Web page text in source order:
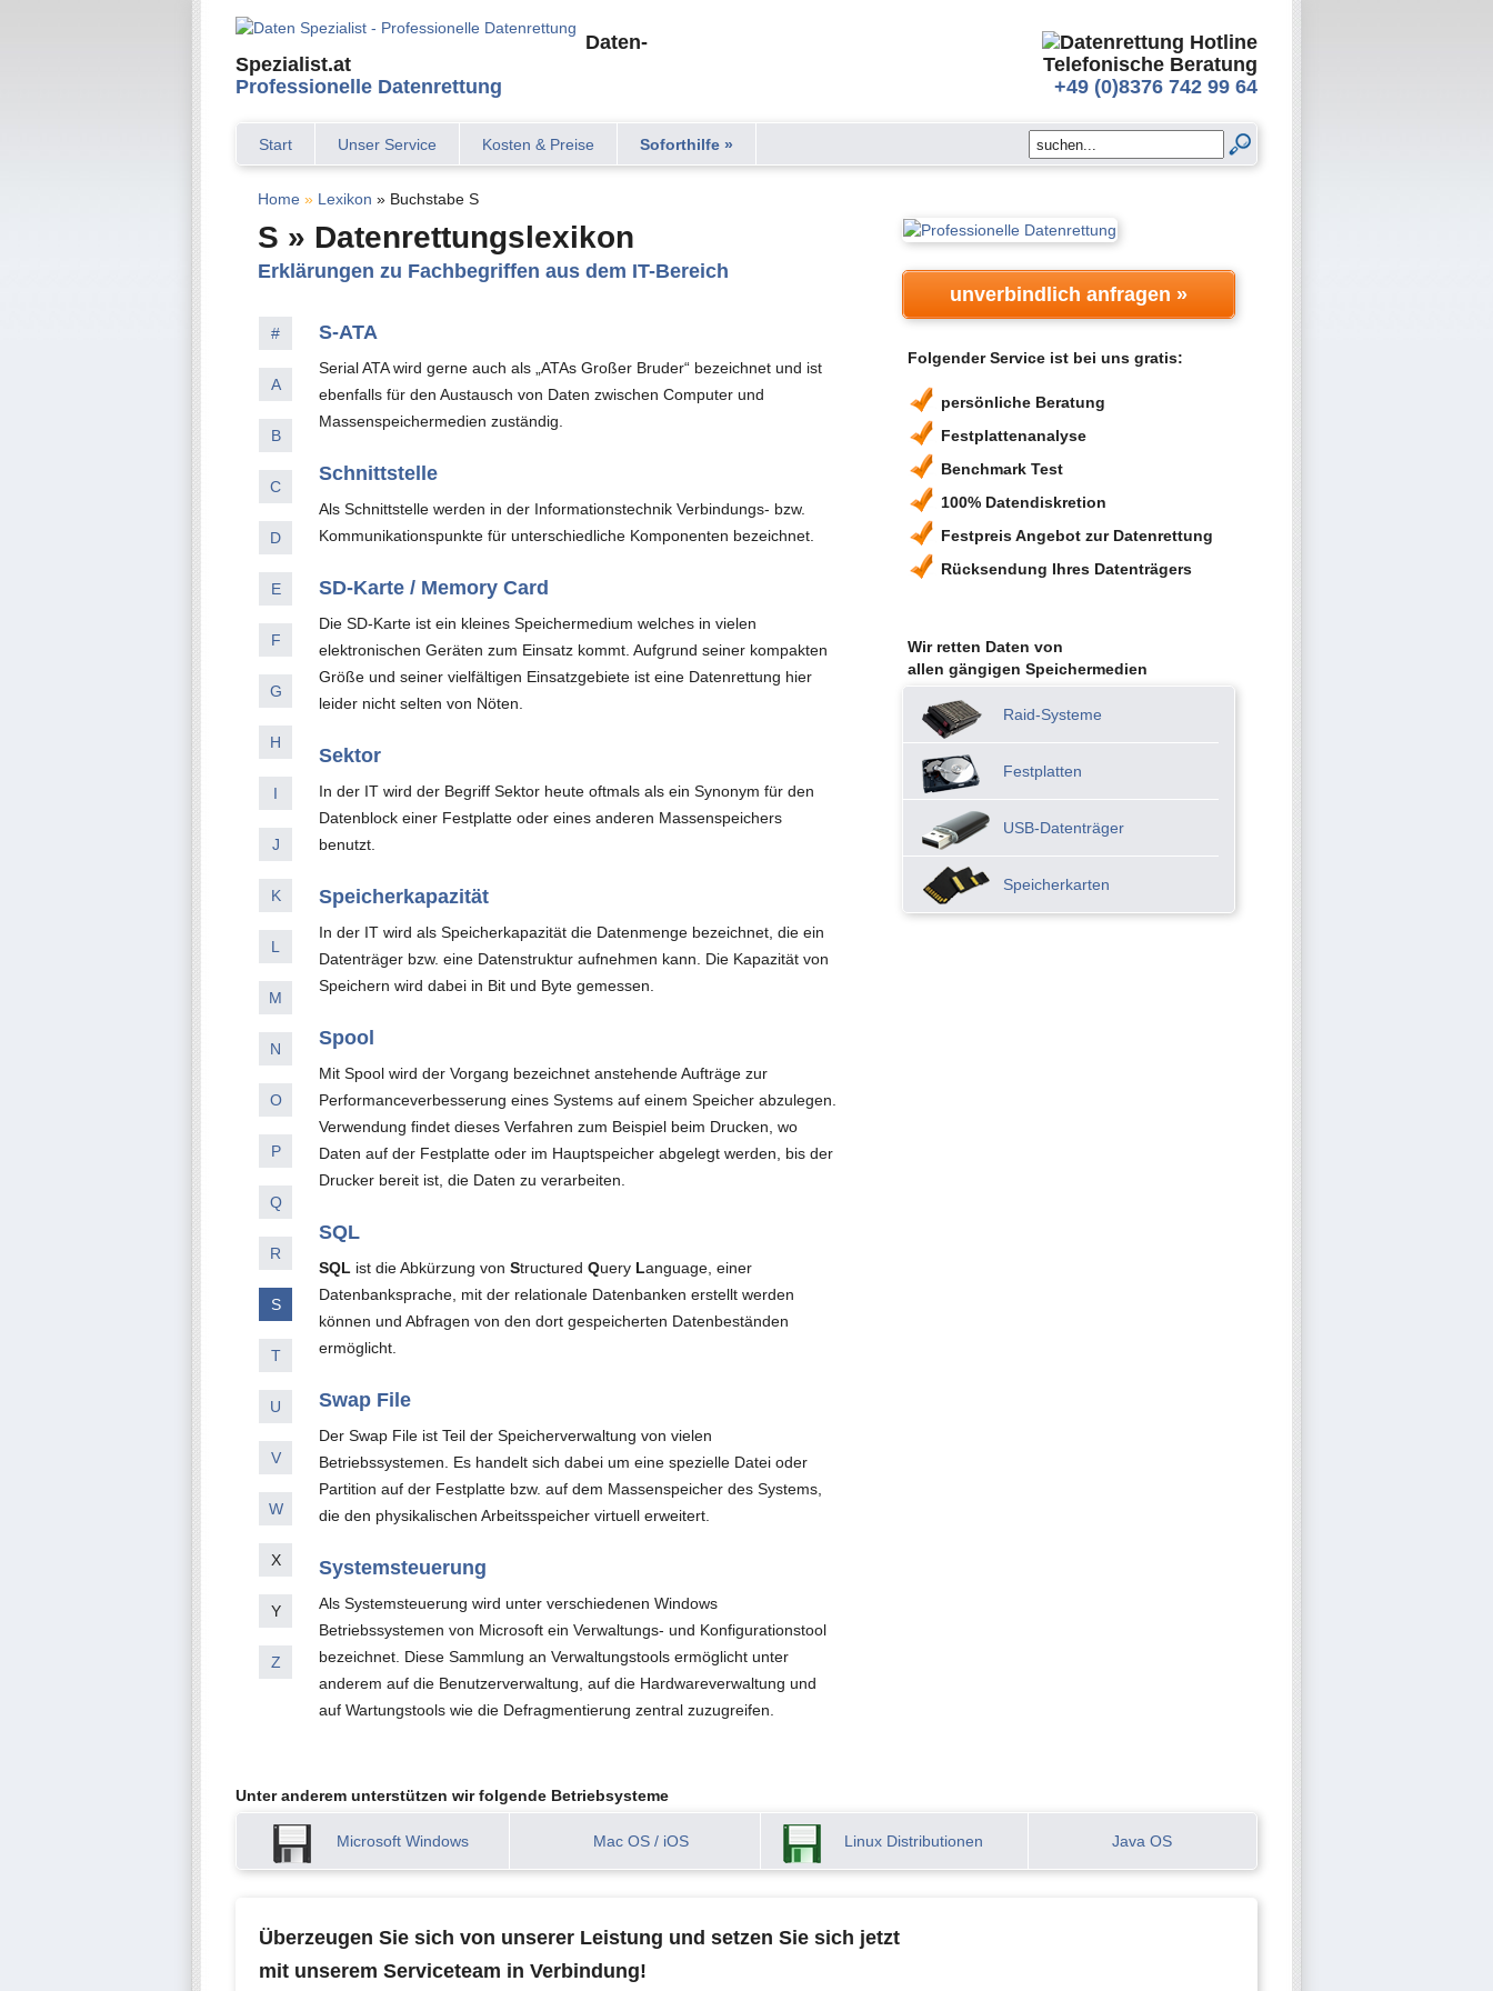
Daten-
Spezialist.at
Professionelle Datenrettung
Telefonische Beratung
+49 (0)8376 742 99 64
Start Unser Service Kosten & Preise Soforthilfe »
Home » Lexikon » Buchstabe S
S » Datenrettungslexikon
Erklärungen zu Fachbegriffen aus dem IT-Bereich
#
A
B
C
D
E
F
G
H
I
J
K
L
M
N
O
P
Q
R
S
T
U
V
W
X
Y
Z
S-ATA
Serial ATA wird gerne auch als „ATAs Großer Bruder“ bezeichnet und ist
ebenfalls für den Austausch von Daten zwischen Computer und
Massenspeichermedien zuständig.
Schnittstelle
Als Schnittstelle werden in der Informationstechnik Verbindungs- bzw.
Kommunikationspunkte für unterschiedliche Komponenten bezeichnet.
SD-Karte / Memory Card
Die SD-Karte ist ein kleines Speichermedium welches in vielen
elektronischen Geräten zum Einsatz kommt. Aufgrund seiner kompakten
Größe und seiner vielfältigen Einsatzgebiete ist eine Datenrettung hier
leider nicht selten von Nöten.
Sektor
In der IT wird der Begriff Sektor heute oftmals als ein Synonym für den
Datenblock einer Festplatte oder eines anderen Massenspeichers
benutzt.
Speicherkapazität
In der IT wird als Speicherkapazität die Datenmenge bezeichnet, die ein
Datenträger bzw. eine Datenstruktur aufnehmen kann. Die Kapazität von
Speichern wird dabei in Bit und Byte gemessen.
Spool
Mit Spool wird der Vorgang bezeichnet anstehende Aufträge zur
Performanceverbesserung eines Systems auf einem Speicher abzulegen.
Verwendung findet dieses Verfahren zum Beispiel beim Drucken, wo
Daten auf der Festplatte oder im Hauptspeicher abgelegt werden, bis der
Drucker bereit ist, die Daten zu verarbeiten.
SQL
SQL ist die Abkürzung von Structured Query Language, einer
Datenbanksprache, mit der relationale Datenbanken erstellt werden
können und Abfragen von den dort gespeicherten Datenbeständen
ermöglicht.
Swap File
Der Swap File ist Teil der Speicherverwaltung von vielen
Betriebssystemen. Es handelt sich dabei um eine spezielle Datei oder
Partition auf der Festplatte bzw. auf dem Massenspeicher des Systems,
die den physikalischen Arbeitsspeicher virtuell erweitert.
Systemsteuerung
Als Systemsteuerung wird unter verschiedenen Windows
Betriebssystemen von Microsoft ein Verwaltungs- und Konfigurationstool
bezeichnet. Diese Sammlung an Verwaltungstools ermöglicht unter
anderem auf die Benutzerverwaltung, auf die Hardwareverwaltung und
auf Wartungstools wie die Defragmentierung zentral zuzugreifen.
unverbindlich anfragen »
Folgender Service ist bei uns gratis:
persönliche Beratung
Festplattenanalyse
Benchmark Test
100% Datendiskretion
Festpreis Angebot zur Datenrettung
Rücksendung Ihres Datenträgers
Wir retten Daten von
allen gängigen Speichermedien
Raid-Systeme
Festplatten
USB-Datenträger
Speicherkarten
Unter anderem unterstützen wir folgende Betriebsysteme
Microsoft Windows Mac OS / iOS Linux Distributionen Java OS
Überzeugen Sie sich von unserer Leistung und setzen Sie sich jetzt
mit unserem Serviceteam in Verbindung!